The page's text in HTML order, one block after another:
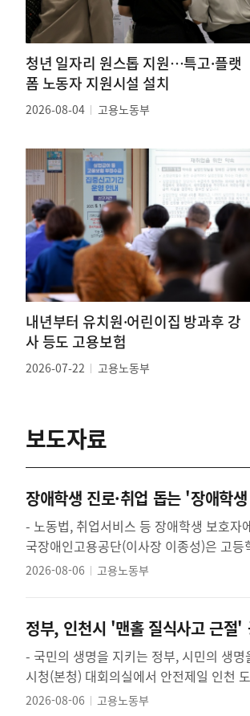
청년 일자리 원스톱 지원…특고·플랫
폼 노동자 지원시설 설치
2026-08-04 고용노동부
내년부터 유치원·어린이집 방과후 강
사 등도 고용보험
2026-07-22 고용노동부
보도자료
장애학생 진로·취업 돕는 '장애학
- 노동법, 취업서비스 등 장애학생 보호자에게 필요한 진로 정보 제공 - 조회수
국장애인고용공단(이사장 이종성)은 고
로멘토링'을 성공적으로 마쳤다고 ...
2026-08-06 고용노동부
정부, 인천시 '맨홀 질식사고 근절'
- 국민의 생명을 지키는 정부, 시민의 생명을 지키는 인천 - 고용노동부(장관 김영훈)와 인천광역
시청(본청) 대회의실에서 안전제일 인천
작업의 중대재해 근절을 위해 적극...
2026-08-06 고용노동부